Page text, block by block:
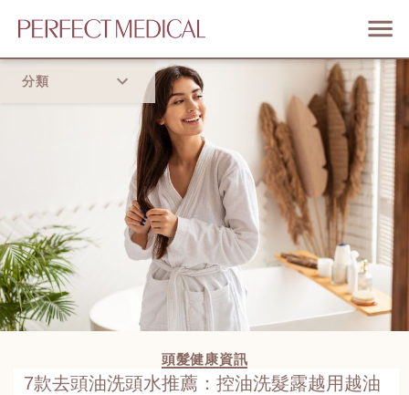
分類
頭髮健康資訊
7款去頭油洗頭水推薦：控油洗髮露越用越油